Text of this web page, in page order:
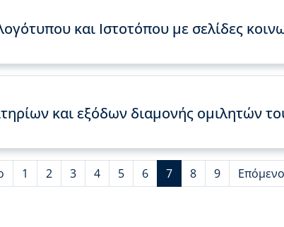
και Ιστοτόπου με σελίδες
και εξόδων διαμονής ομιλητών
Page
1 Page
2 Page
3 Page
4 Page
5 Page
6 Τρέχουσα σελίδα
7 Page
8 Page
9 Next
Επόμενο